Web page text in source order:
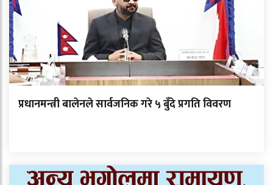
प्रधानमन्त्री बालेनले सार्वजनिक गरे ५ बुँदे प्रगति विवरण